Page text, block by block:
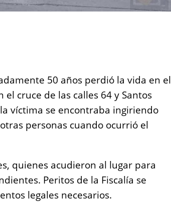
50 años perdió la vida en el
cruce de las calles 64 y Santos
víctima se encontraba ingiriendo
personas cuando ocurrió el
quienes acudieron al lugar para
Peritos de la Fiscalía se
legales necesarios.